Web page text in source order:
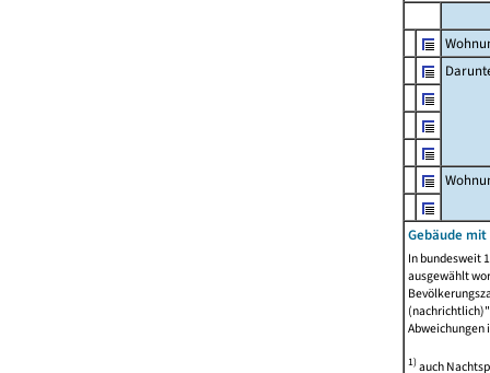
Gebäude
In bundesweit
ausgewählt
Abweichungen
1)auch